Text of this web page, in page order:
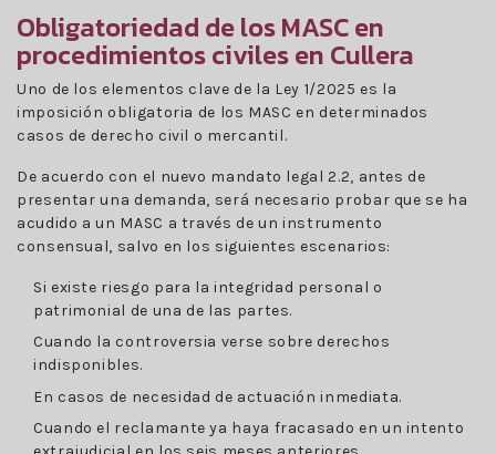
Obligatoriedad de los MASC en
procedimientos civiles en Cullera
Uno de los elementos clave de la Ley 1/2025 es la
imposición obligatoria de los MASC en determinados
casos de derecho civil o mercantil.
De acuerdo con el nuevo mandato legal 2.2, antes de
presentar una demanda, será necesario probar que se ha
acudido a un MASC a través de un instrumento
consensual, salvo en los siguientes escenarios:
Si existe riesgo para la integridad personal o
patrimonial de una de las partes.
Cuando la controversia verse sobre derechos
indisponibles.
En casos de necesidad de actuación inmediata.
Cuando el reclamante ya haya fracasado en un intento